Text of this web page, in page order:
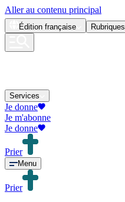
Aller au contenu principal
Édition française Rubriques
Services
Je donne
Je m'abonne
Je donne
Prier
Menu
Prier